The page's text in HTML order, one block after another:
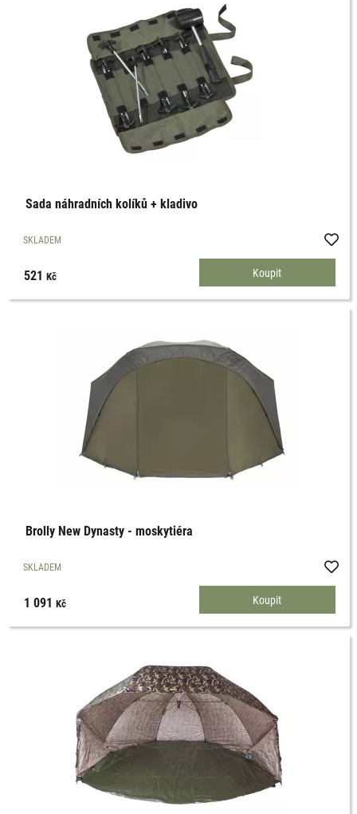
Sada náhradních kolíků + kladivo
SKLADEM
521Kč
Brolly New Dynasty - moskytiéra
SKLADEM
1 091Kč